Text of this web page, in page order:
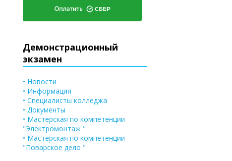
Демонстрационный
экзамен
• Новости
• Информация
• Специалисты колледжа
• Документы
• Мастерская по компетенции
"Электромонтаж "
• Мастерская по компетенции
"Поварское дело "